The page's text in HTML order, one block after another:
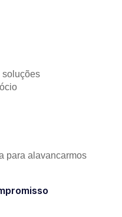
soluções
para alavancarmos